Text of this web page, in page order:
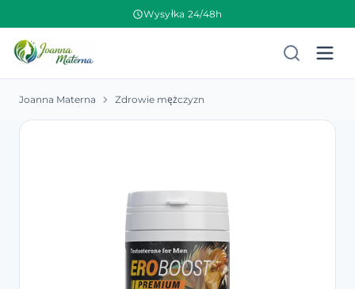
Wysyłka 24/48h
Joanna Materna Zdrowie mężczyzn